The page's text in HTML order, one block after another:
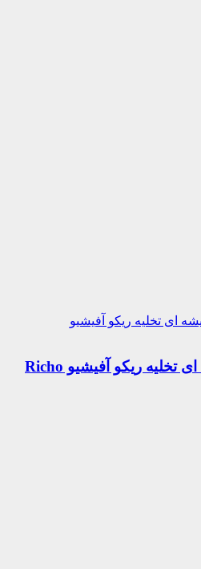
بوش بلبرینگ لوله شیشه ای تخلیه ریکو آفیشیو Richo